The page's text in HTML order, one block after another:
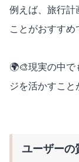
例えば、旅行計
ことがおすすめ
🌍🎨現実の中で
ジを活かすこと
ユーザーの